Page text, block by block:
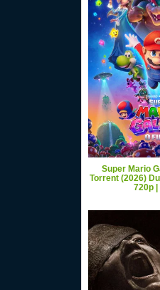
Super Mario
Torrent (2026)
720p |